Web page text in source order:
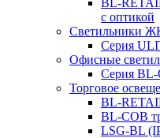
BL-
с оптикой
Светильники
Серия
Офисные
Серия BL-
Торговое
BL-
BL-COB
LSG-BL